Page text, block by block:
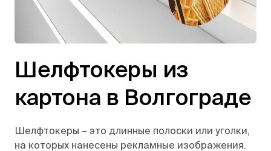
Шелфтокеры из
картона в Волгограде
Шелфтокеры – это длинные полоски или уголки,
на которых нанесены рекламные изображения.